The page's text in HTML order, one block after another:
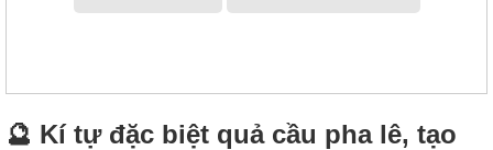
🔮 Kí tự đặc biệt quả cầu pha lê, tạo